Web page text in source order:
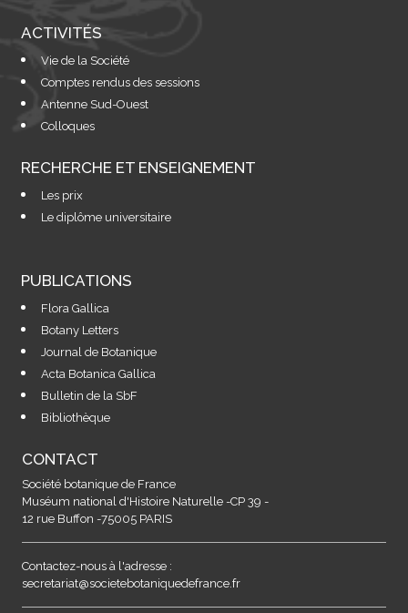
ACTIVITÉS
Vie de la Société
Comptes rendus des sessions
Antenne Sud-Ouest
Colloques
RECHERCHE ET ENSEIGNEMENT
Les prix
Le diplôme universitaire
PUBLICATIONS
Flora Gallica
Botany Letters
Journal de Botanique
Acta Botanica Gallica
Bulletin de la SbF
Bibliothèque
CONTACT
Société botanique de France
Muséum national d'Histoire Naturelle -CP 39 -
12 rue Buffon -75005 PARIS
Contactez-nous à l'adresse :
secretariat@societebotaniquedefrance.fr